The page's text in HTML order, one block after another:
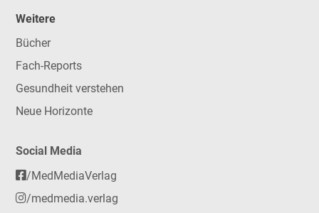
Weitere
Bücher
Fach-Reports
Gesundheit verstehen
Neue Horizonte
Social Media
/MedMediaVerlag
/medmedia.verlag